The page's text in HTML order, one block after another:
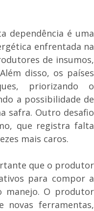
dependência é uma
enfrentada na
de insumos,
disso, os países
priorizando o
a possibilidade de
safra. Outro desafio
que registra falta
mais caros.
que o produtor
para compor a
manejo. O produtor
ferramentas,